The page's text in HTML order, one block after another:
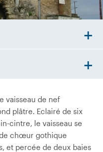
vaisseau de nef
plâtre. Eclairé de six
cintre, le vaisseau se
de chœur gothique
et percée de deux baies